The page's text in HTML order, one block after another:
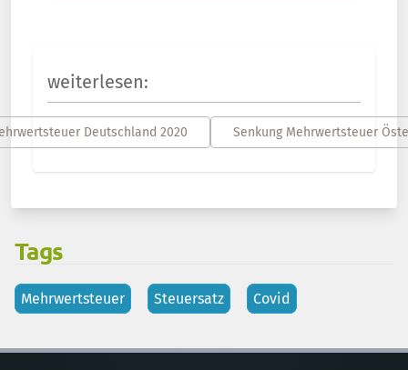
weiterlesen:
Deutschland 2020 Senkung Mehrwertsteuer
Tags
Mehrwertsteuer Steuersatz Covid